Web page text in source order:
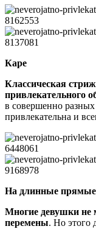
Каре
Классическая
привлекательного
в совершенно
привлекательна и
На длинные
Многие девушки не
перемены. Но этого